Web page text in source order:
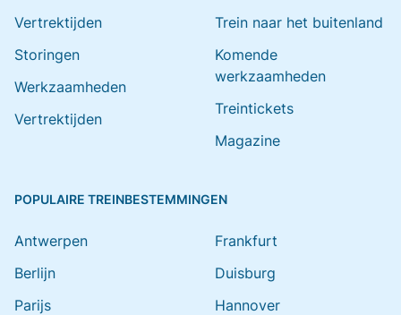
Vertrektijden
Storingen
Werkzaamheden
Vertrektijden
Trein naar het buitenland
Komende
werkzaamheden
Treintickets
Magazine
POPULAIRE TREINBESTEMMINGEN
Antwerpen
Berlijn
Parijs
Frankfurt
Duisburg
Hannover